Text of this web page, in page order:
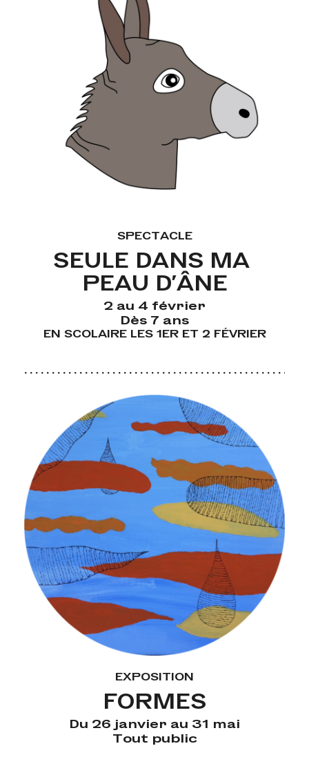
SPECTACLE
SEULE DANS MA
PEAU D'ÂNE
2 au 4 février
Dès 7 ans
EN SCOLAIRE LES 1ER ET 2 FÉVRIER
EXPOSITION
FORMES
Du 26 janvier au 31 mai
Tout public